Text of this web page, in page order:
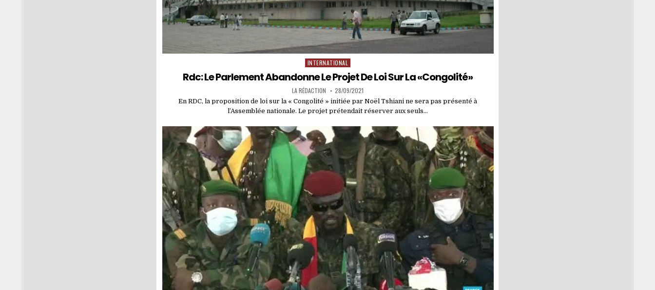
Posted
INTERNATIONAL
Rdc: Le Parlement Abandonne Le Projet De Loi Sur La «Congolité»
LA RÉDACTION 28/09/2021
En RDC, la proposition de loi sur la « Congolité » initiée par Noël Tshiani ne sera pas présenté à
l’Assemblée nationale. Le projet prétendait réserver aux seuls…